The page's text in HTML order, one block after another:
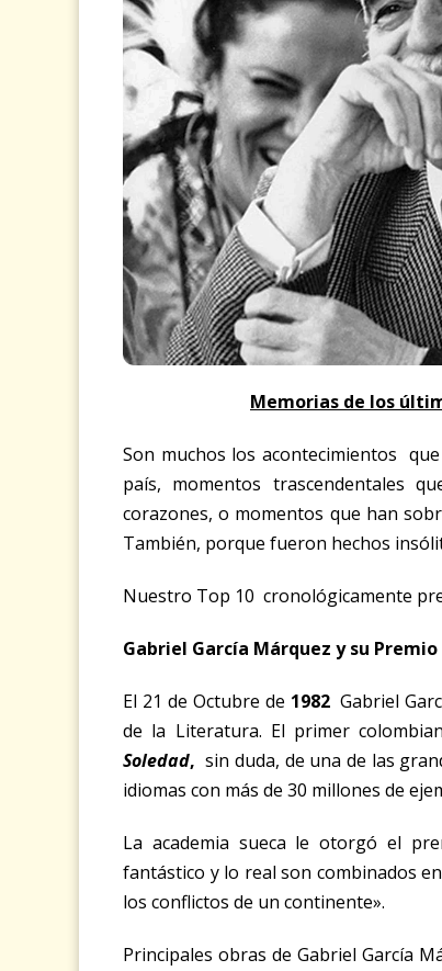
Memorias de los
Son muchos los acontecimientos
país, momentos trascendentales
corazones, o momentos que han
También, porque fueron hechos
Nuestro Top 10 cronológicamente
Gabriel García Márquez y su Premio
El 21 de Octubre de 1982Gabriel
de la Literatura. El primer
Soledad, sin duda, de una de las
idiomas con más de 30 millones de
La academia sueca le otorgó el
fantástico y lo real son combinados
los conflictos de un continente».
Principales obras de Gabriel García